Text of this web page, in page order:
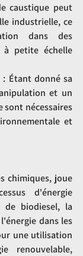
caustique peut
industrielle, ce
dans des
à petite échelle
: Étant donné sa
et un
sont nécessaires
et
chimiques, joue
d'énergie
de biodiesel, la
dans les
une utilisation
renouvelable,